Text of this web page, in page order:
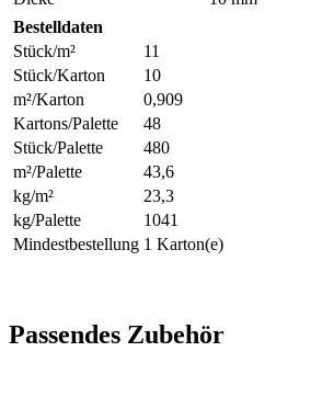
Bestelldaten
Stück/m²
11
Stück/Karton
10
m²/Karton
0,909
Kartons/Palette
48
Stück/Palette
480
m²/Palette
43,6
kg/m²
23,3
kg/Palette
1041
Mindestbestellung 1 Karton(e)
Passendes Zubehör